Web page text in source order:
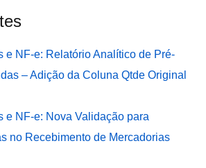
e NF-e: Relatório Analítico de Pré-
– Adição da Coluna Qtde Original
e NF-e: Nova Validação para
no Recebimento de Mercadorias